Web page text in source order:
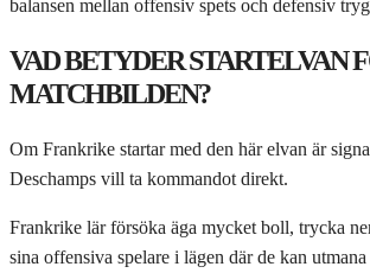
balansen mellan offensiv spets och defensiv
VAD BETYDER STARTELVAN
MATCHBILDEN?
Om Frankrike startar med den här elvan är
Deschamps vill ta kommandot direkt.
Frankrike lär försöka äga mycket boll, trycka
sina offensiva spelare i lägen där de kan